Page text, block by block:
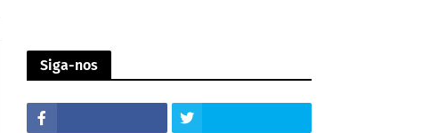
Siga-nos